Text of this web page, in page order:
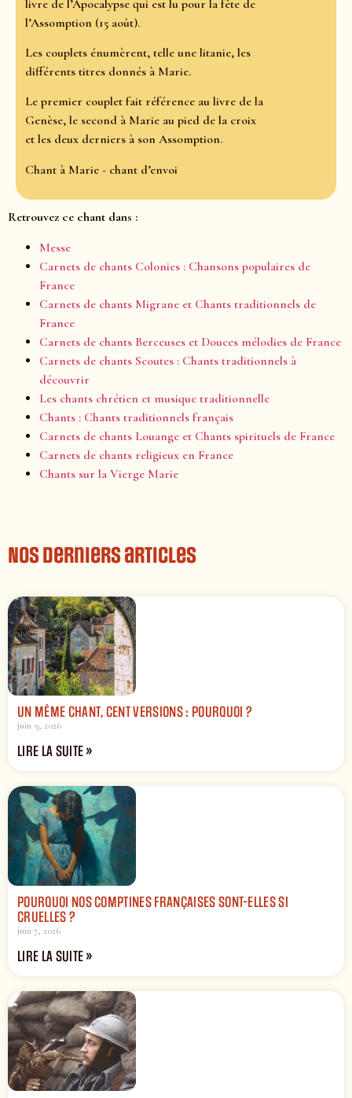
livre de l’Apocalypse qui est lu pour la fête de
l’Assomption (15 août).
Les couplets énumèrent, telle une litanie, les
différents titres donnés à Marie.
Le premier couplet fait référence au livre de la
Genèse, le second à Marie au pied de la croix
et les deux derniers à son Assomption.
Chant à Marie - chant d’envoi
Retrouvez ce chant dans :
Messe
Carnets de chants Colonies : Chansons populaires de
France
Carnets de chants Migrane et Chants traditionnels de
France
Carnets de chants Berceuses et Douces mélodies de France
Carnets de chants Scoutes : Chants traditionnels à
découvrir
Les chants chrétien et musique traditionnelle
Chants : Chants traditionnels français
Carnets de chants Louange et Chants spirituels de France
Carnets de chants religieux en France
Chants sur la Vierge Marie
Nos derniers articles
UN MÊME CHANT, CENT VERSIONS : POURQUOI ?
juin 9, 2026
LIRE LA SUITE »
POURQUOI NOS COMPTINES FRANÇAISES SONT-ELLES SI
CRUELLES ?
juin 7, 2026
LIRE LA SUITE »